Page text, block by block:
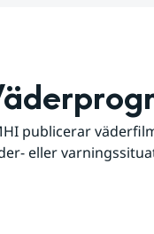
publicerar
eller